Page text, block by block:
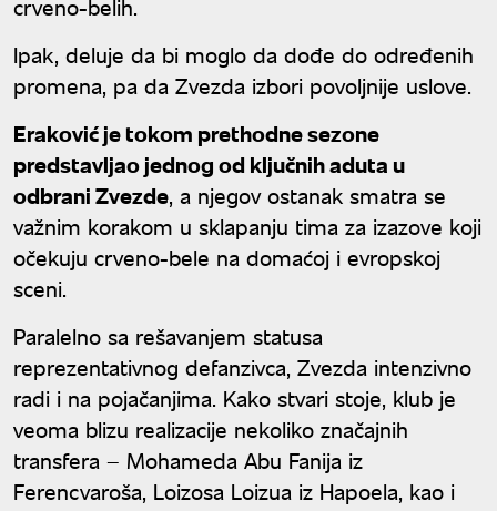
Ipak, deluje da bi moglo da dođe do određenih
promena, pa da Zvezda izbori povoljnije uslove.
Eraković je tokom prethodne sezone
predstavljao jednog od ključnih aduta u
odbrani Zvezde, a njegov ostanak smatra se
važnim korakom u sklapanju tima za izazove koji
očekuju crveno-bele na domaćoj i evropskoj
sceni.
Paralelno sa rešavanjem statusa
reprezentativnog defanzivca, Zvezda intenzivno
radi i na pojačanjima. Kako stvari stoje, klub je
veoma blizu realizacije nekoliko značajnih
transfera – Mohameda Abu Fanija iz
Ferencvaroša, Loizosa Loizua iz Hapoela, kao i